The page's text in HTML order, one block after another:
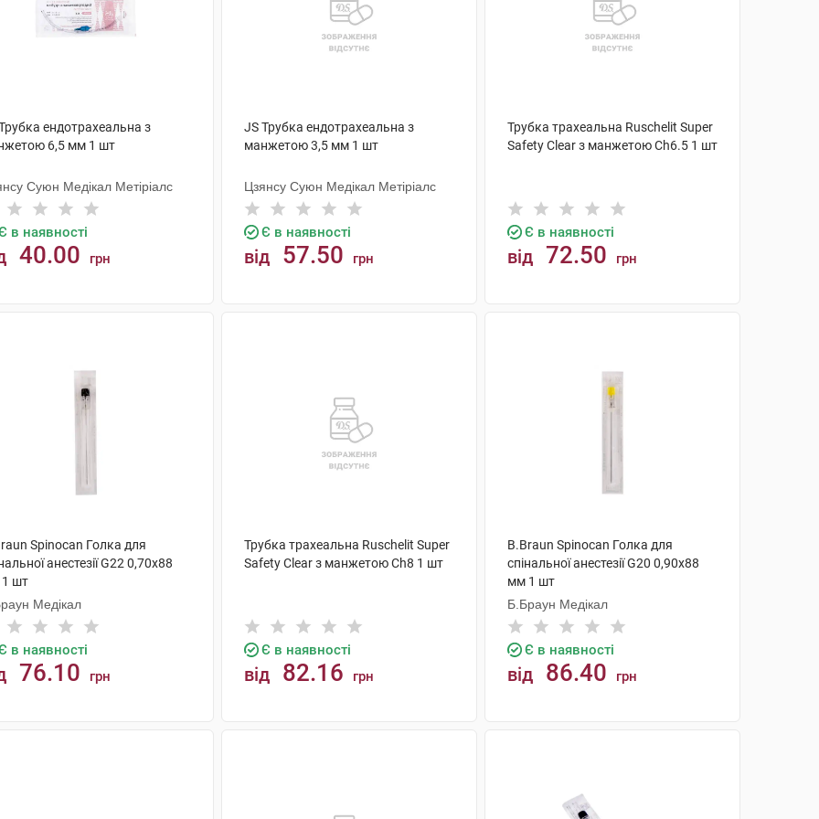
ендотрахеальна з
6,5 мм 1 шт
Суюн Медікал Метіріалс
в наявності
40.00 грн
JS Трубка ендотрахеальна з
манжетою 3,5 мм 1 шт
Цзянсу Суюн Медікал Метіріалс
Є в наявності
від 57.50 грн
Трубка трахеальна Ruschelit Super
Safety Clear з манжетою Ch6.5 1 шт
Є в наявності
від 72.50 грн
Spinocan Голка для
анестезії G22 0,70x88
шт
Медікал
в наявності
76.10 грн
Трубка трахеальна Ruschelit Super
Safety Clear з манжетою Ch8 1 шт
Є в наявності
від 82.16 грн
B.Braun Spinocan Голка для
спінальної анестезії G20 0,90x88
мм 1 шт
Б.Браун Медікал
Є в наявності
від 86.40 грн